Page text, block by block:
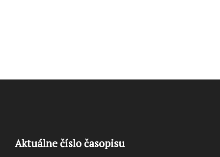
Aktuálne číslo časopisu